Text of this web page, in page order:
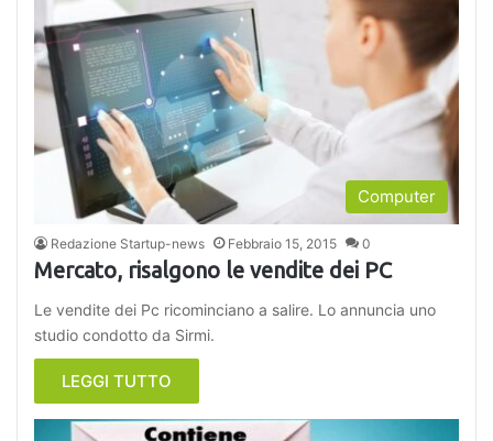
Computer
Redazione Startup-news Febbraio 15, 2015 0
Mercato, risalgono le vendite dei PC
Le vendite dei Pc ricominciano a salire. Lo annuncia uno
studio condotto da Sirmi.
LEGGI TUTTO